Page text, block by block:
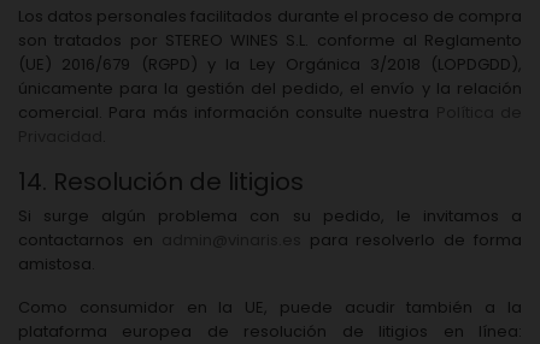
Los datos personales facilitados durante el proceso de compra
son tratados por STEREO WINES S.L. conforme al Reglamento
(UE) 2016/679 (RGPD) y la Ley Orgánica 3/2018 (LOPDGDD),
únicamente para la gestión del pedido, el envío y la relación
comercial. Para más información consulte nuestra
.
14. Resolución de litigios
Si surge algún problema con su pedido, le invitamos a
contactarnos en
para resolverlo de forma
amistosa.
Como consumidor en la UE, puede acudir también a la
plataforma europea de resolución de litigios en línea: